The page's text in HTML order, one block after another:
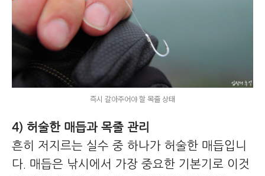
즉시 갈아주어야 할 목줄 상태
4) 허술한 매듭과 목줄 관리
흔히 저지르는 실수 중 하나가 허술한 매듭입니
다. 매듭은 낚시에서 가장 중요한 기본기로 이것